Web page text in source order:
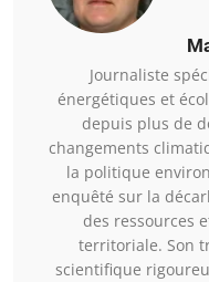
Journaliste
énergétiques et
depuis plus de
changements
la politique
enquêté sur la
des ressources
territoriale. Son
scientifique